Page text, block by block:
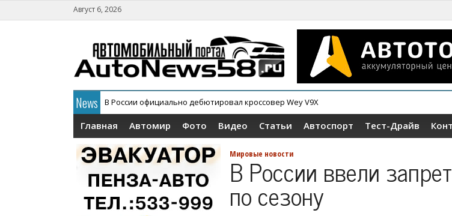
Август 6, 2026
News
В России официально дебютировал кроссовер Wey V9X
АГР официально снял с конвейера кроссовер Tenet T4
Главная Автомир Фото Видео Статьи Автоспорт Тест-Драйв
Мировые новости
В России ввели
по сезону